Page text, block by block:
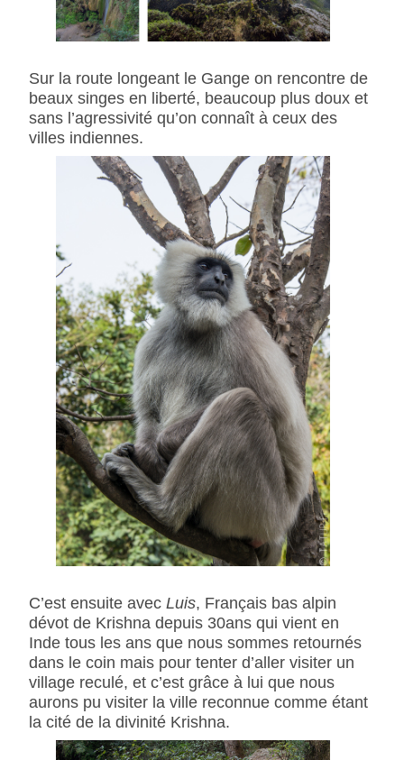
Sur la route longeant le Gange on rencontre de
beaux singes en liberté, beaucoup plus doux et
sans l’agressivité qu’on connaît à ceux des
villes indiennes.
C’est ensuite avec Luis, Français bas alpin
dévot de Krishna depuis 30ans qui vient en
Inde tous les ans que nous sommes retournés
dans le coin mais pour tenter d’aller visiter un
village reculé, et c’est grâce à lui que nous
aurons pu visiter la ville reconnue comme étant
la cité de la divinité Krishna.